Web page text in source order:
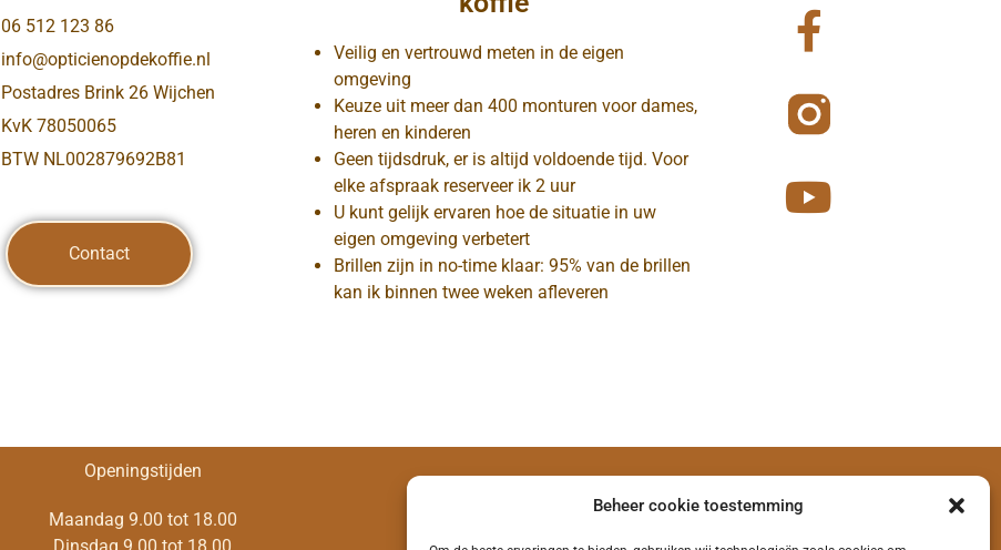
Beheer cookie toestemming
06 512 123 86
info@opticienopdekoffie.nl
Postadres Brink 26 Wijchen
KvK 78050065
BTW NL002879692B81
Contact
Veilig en vertrouwd meten in de eigen
omgeving
Keuze uit meer dan 400 monturen voor dames,
heren en kinderen
Geen tijdsdruk, er is altijd voldoende tijd. Voor
elke afspraak reserveer ik 2 uur
U kunt gelijk ervaren hoe de situatie in uw
eigen omgeving verbetert
Brillen zijn in no-time klaar: 95% van de brillen
kan ik binnen twee weken afleveren
Openingstijden
Maandag 9.00 tot 18.00